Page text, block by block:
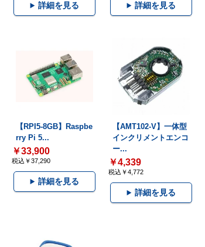
詳細を見る 詳細を見る
【RPI5-8GB】Raspbe
rry Pi 5...
￥33,900
税込￥37,290
詳細を見る
【AMT102-V】一体型
インクリメントエンコ
ー...
￥4,339
税込￥4,772
詳細を見る